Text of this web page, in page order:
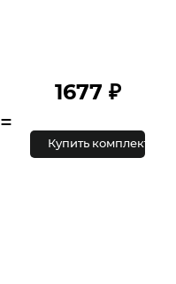
=
1677 ₽
Купить комплект